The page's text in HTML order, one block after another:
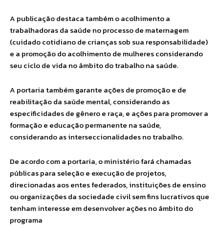
A publicação destaca também o acolhimento a
trabalhadoras da saúde no processo de maternagem
(cuidado cotidiano de crianças sob sua responsabilidade)
e a promoção do acolhimento de mulheres considerando
seu ciclo de vida no âmbito do trabalho na saúde.
A portaria também garante ações de promoção e de
reabilitação da saúde mental, considerando as
especificidades de gênero e raça, e ações para promover a
formação e educação permanente na saúde,
considerando as interseccionalidades no trabalho.
De acordo com a portaria, o ministério fará chamadas
públicas para seleção e execução de projetos,
direcionadas aos entes federados, instituições de ensino
ou organizações da sociedade civil sem fins lucrativos que
tenham interesse em desenvolver ações no âmbito do
programa